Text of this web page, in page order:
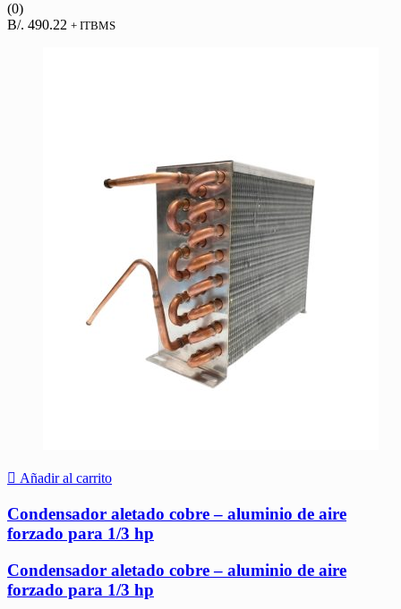
(0)
B/. 490.22 + ITBMS
Añadir al carrito
Condensador aletado cobre – aluminio de aire
forzado para 1/3 hp
Condensador aletado cobre – aluminio de aire
forzado para 1/3 hp